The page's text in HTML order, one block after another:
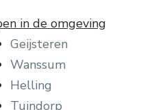
in de omgeving
Geijsteren
Wanssum
Helling
Tuindorp